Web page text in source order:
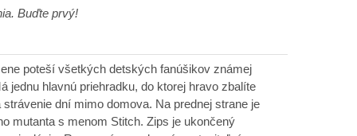
Buďte prvý!
poteší všetkých detských fanúšikov známej
jednu hlavnú priehradku, do ktorej hravo zbalíte
dní mimo domova. Na prednej strane je
mutanta s menom Stitch. Zips je ukončený